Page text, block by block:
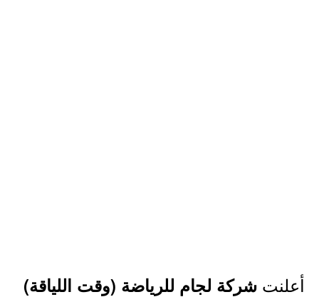
أعلنت شركة لجام للرياضة (وقت اللياقة)